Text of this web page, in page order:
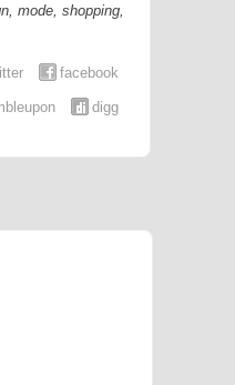
mode shopping
facebook
digg